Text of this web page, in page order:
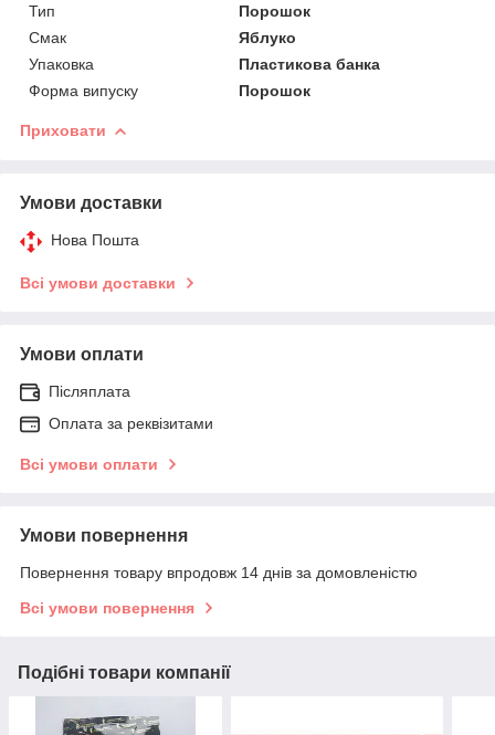
Тип
Порошок
Смак
Яблуко
Упаковка
Пластикова банка
Форма випуску
Порошок
Приховати
Умови доставки
Нова Пошта
Всі умови доставки
Умови оплати
Післяплата
Оплата за реквізитами
Всі умови оплати
Умови повернення
Повернення товару впродовж 14 днів за домовленістю
Всі умови повернення
Подібні товари компанії